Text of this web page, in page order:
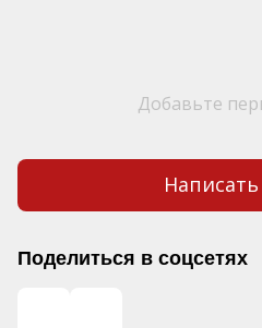
Добавьте
Поделиться в соцсетях